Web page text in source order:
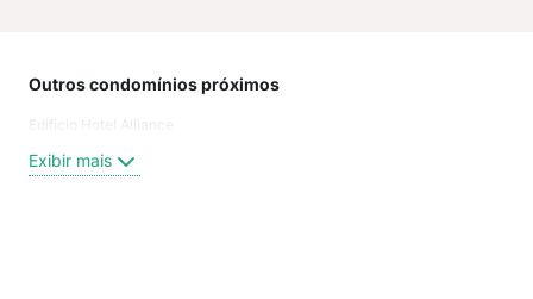
Outros condomínios próximos
Edificio Hotel Alliance
Exibir mais